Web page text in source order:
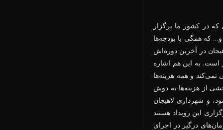
در کشور ما برگزار
و… که همگی با بودجه‌ها
در آخرین دوره‌اش
است. به این هم اشاره
و همه هزینه‌ها
از هزینه‌ها به دوش
و شهرداری لاهیجان
این رویداد هستند
درگیر در اجرای